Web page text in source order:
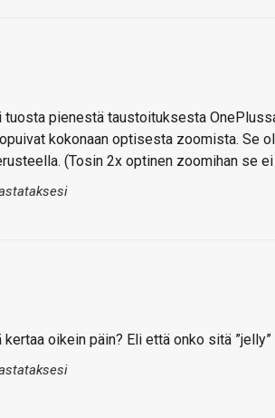
tuosta pienestä taustoituksesta
kokonaan optisesta zoomista. Se
(Tosin 2x optinen zoomihan se
kertaa oikein päin? Eli että onko sitä